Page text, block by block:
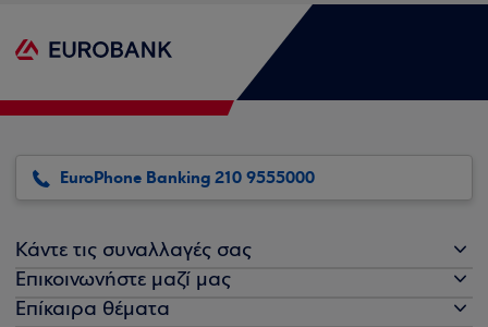
EuroPhone Banking 210 9555000
Κάντε τις συναλλαγές σας
Επικοινωνήστε μαζί μας
Επίκαιρα θέματα